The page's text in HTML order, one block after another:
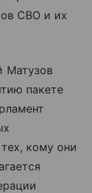
СВО и их
Матузов
пакете
кому они